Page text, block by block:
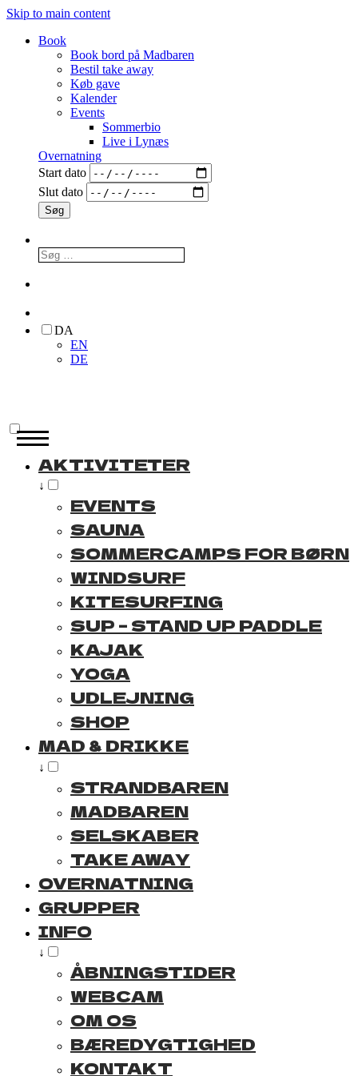
Skip to main content
Book
Book bord på Madbaren
Bestil take away
Køb gave
Kalender
Events
Sommerbio
Live i Lynæs
Overnatning
Start dato
Slut dato
DA
EN
DE
AKTIVITETER
↓
EVENTS
SAUNA
SOMMERCAMPS FOR BØRN
WINDSURF
KITESURFING
SUP – STAND UP PADDLE
KAJAK
YOGA
UDLEJNING
SHOP
MAD & DRIKKE
↓
STRANDBAREN
MADBAREN
SELSKABER
TAKE AWAY
OVERNATNING
GRUPPER
INFO
↓
ÅBNINGSTIDER
WEBCAM
OM OS
BÆREDYGTIGHED
KONTAKT